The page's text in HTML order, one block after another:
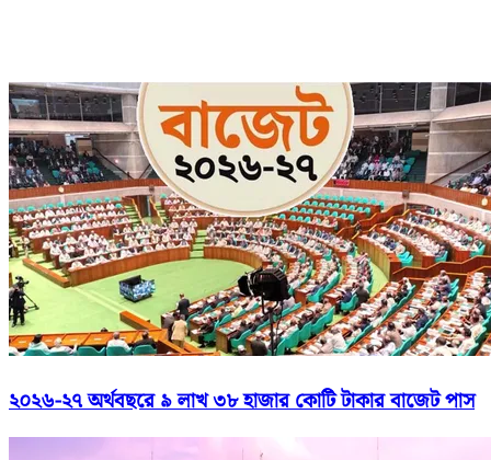
২০২৬-২৭ অর্থবছরে ৯ লাখ ৩৮ হাজার কোটি টাকার বাজেট পাস